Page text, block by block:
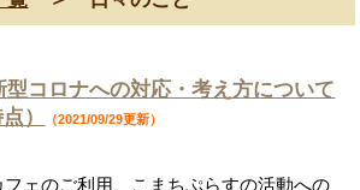
型コロナへの対応・考え方について
）
（2021/09/29更新）
ェのご利用、こまちぷらすの活動への